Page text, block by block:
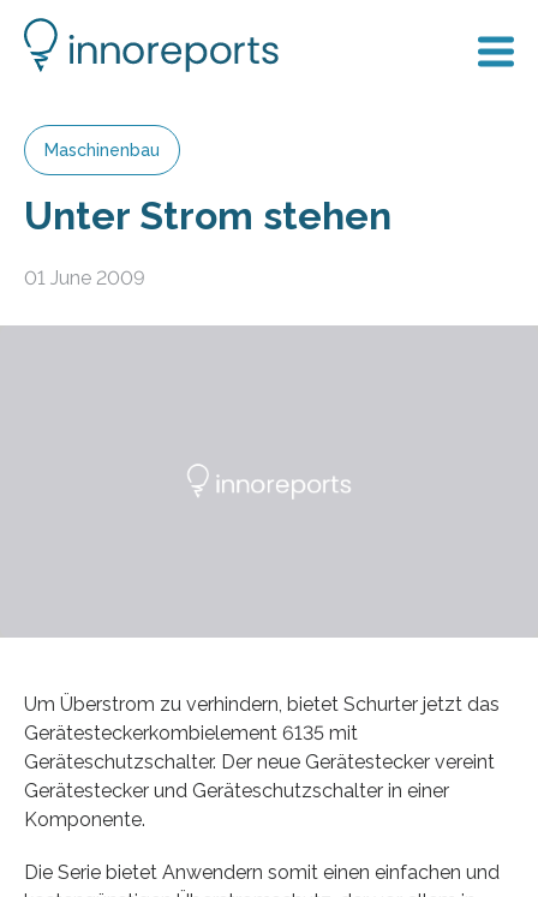
Maschinenbau
Unter Strom stehen
01 June 2009
Um Überstrom zu verhindern, bietet Schurter jetzt das
Gerätesteckerkombielement 6135 mit
Geräteschutzschalter. Der neue Gerätestecker vereint
Gerätestecker und Geräteschutzschalter in einer
Komponente.
Die Serie bietet Anwendern somit einen einfachen und